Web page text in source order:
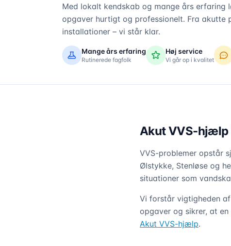
Med lokalt kendskab og mange års erfaring
opgaver hurtigt og professionelt. Fra akutte
installationer – vi står klar.
Mange års erfaring
Rutinerede fagfolk
Høj service
Vi går op i kvalitet
Akut VVS-hjælp
VVS-problemer opstår
Ølstykke, Stenløse og
situationer som
Vi forstår vigtigheden
opgaver og sikrer, at
Akut VVS-hjælp.